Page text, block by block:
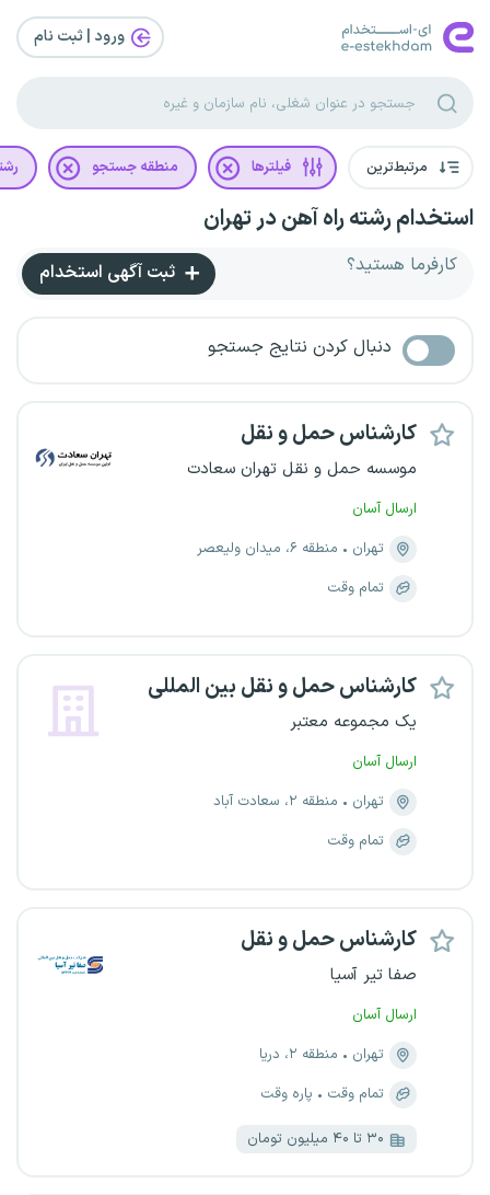
ورود | ثبت‌ نام
مرتبط‌ترین فیلترها منطقه جستجو
استخدام رشته راه آهن در تهران
کارفرما هستید؟ ثبت آگهی استخدام
دنبال کردن نتایج جستجو
کارشناس حمل و نقل
موسسه حمل و نقل تهران سعادت
ارسال آسان
تهران
منطقه ۶، میدان ولیعصر
تمام وقت
کارشناس حمل و نقل بین المللی
یک مجموعه معتبر
ارسال آسان
تهران
منطقه ۲، سعادت آباد
تمام وقت
کارشناس حمل و نقل
صفا تیر آسیا
ارسال آسان
تهران
منطقه ۲، دریا
تمام وقت
پاره وقت
۳۰ تا ۴۰ میلیون تومان